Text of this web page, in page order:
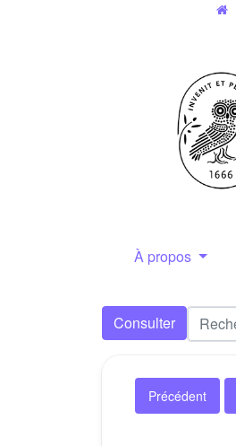
À propos
Consulter
Précédent